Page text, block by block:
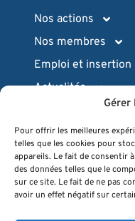
Gérer
Pour offrir les meilleures
telles que les cookies pour
appareils. Le fait de consentir
des données telles que le
sur ce site. Le fait de ne pas
avoir un effet négatif sur
Nos actions
Nos membres
Emploi et insertion
Actualités
Ressources
Intranet (login)
Espace presse
Quiz
FAQ